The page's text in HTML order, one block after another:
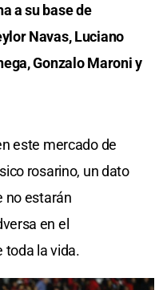
a su base de
Navas, Luciano
Gonzalo Maroni y
este mercado de
rosarino, un dato
no estarán
en el
toda la vida.